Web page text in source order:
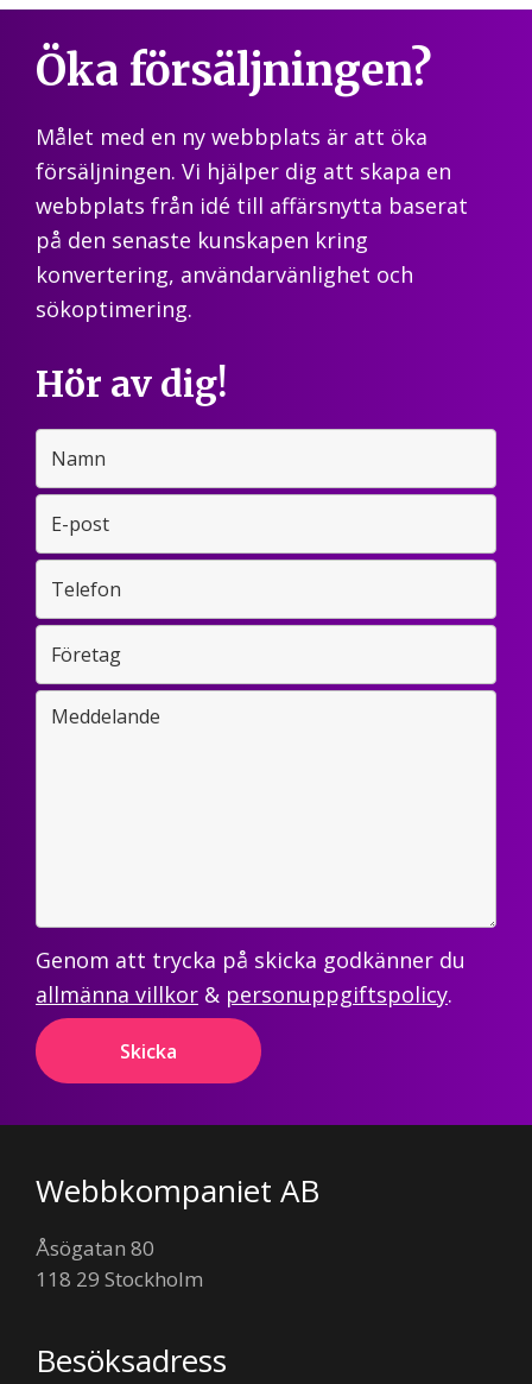
Öka försäljningen?
Målet med en ny webbplats är att öka
försäljningen. Vi hjälper dig att skapa en
webbplats från idé till affärsnytta baserat
på den senaste kunskapen kring
konvertering, användarvänlighet och
sökoptimering.
Hör av dig!
Genom att trycka på skicka godkänner du
allmänna villkor & personuppgiftspolicy.
Footer
Webbkompaniet AB
Åsögatan 80
118 29 Stockholm
Besöksadress